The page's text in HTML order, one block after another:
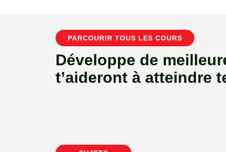
PARCOURIR TOUS LES COURS
Développe de
t’aideront à atteindre